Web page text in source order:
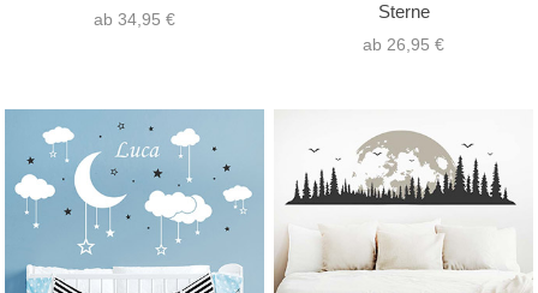
ab 34,95 €
Sterne
ab 26,95 €